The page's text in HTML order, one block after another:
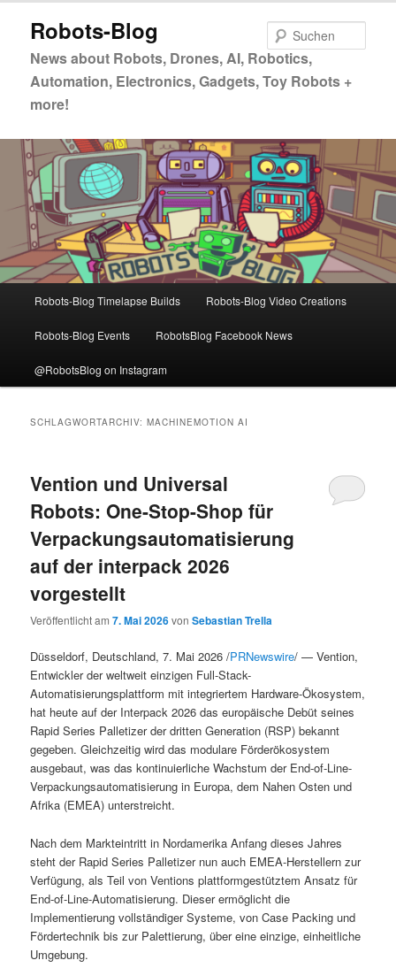
primären
springen
sekundären
springen
Robots-Blog
News about Robots, Drones, AI, Robotics,
Automation, Electronics, Gadgets, Toy Robots +
more!
Robots-Blog Timelapse Builds Robots-Blog Video Creations
Robots-Blog Events RobotsBlog Facebook News
@RobotsBlog on Instagram
SCHLAGWORTARCHIV:MACHINEMOTION AI
Vention und Universal
Robots: One-Stop-Shop für
Verpackungsautomatisierung
auf der interpack 2026
vorgestellt
Veröffentlicht am7. Mai 2026vonSebastian Trella
Düsseldorf, Deutschland, 7. Mai 2026 /PRNewswire/ — Vention,
Entwickler der weltweit einzigen Full-Stack-
Automatisierungsplattform mit integriertem Hardware-Ökosystem,
hat heute auf der Interpack 2026 das europäische Debüt seines
Rapid Series Palletizer der dritten Generation (RSP) bekannt
gegeben. Gleichzeitig wird das modulare Förderökosystem
ausgebaut, was das kontinuierliche Wachstum der End-of-Line-
Verpackungsautomatisierung in Europa, dem Nahen Osten und
Afrika (EMEA) unterstreicht.
Nach dem Markteintritt in Nordamerika Anfang dieses Jahres
steht der Rapid Series Palletizer nun auch EMEA-Herstellern zur
Verfügung, als Teil von Ventions plattformgestütztem Ansatz für
End-of-Line-Automatisierung. Dieser ermöglicht die
Implementierung vollständiger Systeme, von Case Packing und
Fördertechnik bis zur Palettierung, über eine einzige, einheitliche
Umgebung.